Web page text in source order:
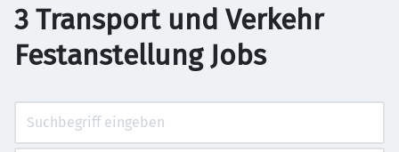
3 Transport und Verkehr
Festanstellung Jobs